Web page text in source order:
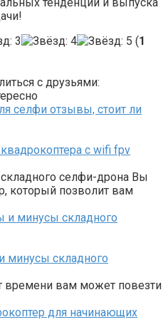
(1
с друзьями:
с wifi fpv
селфи-дрона Вы
который позволит вам
минусы складного
времени вам может повезти